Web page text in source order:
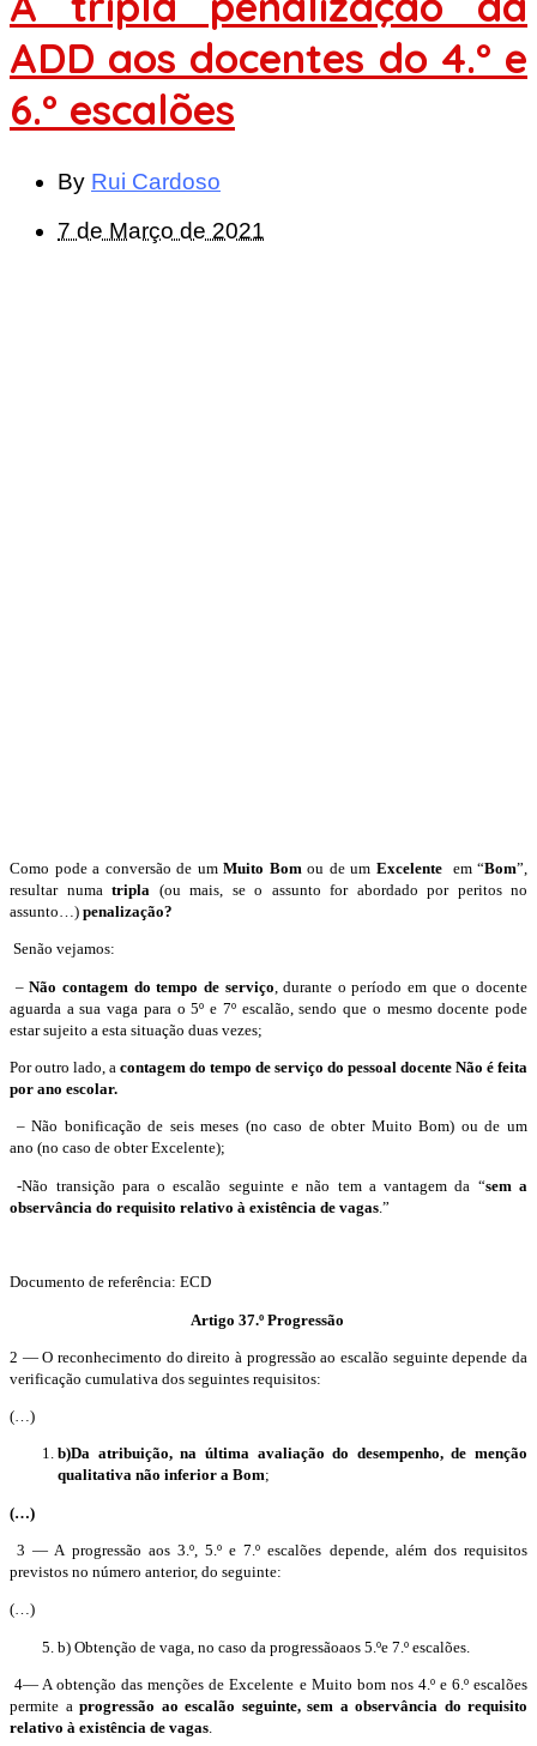
ADD aos docentes do 4.º e
6.º escalões
By Rui Cardoso
7 de Março de 2021
Como pode a conversão de um Muito Bom ou de um Excelenteem“Bom”,
resultar numa tripla (ou mais, se o assunto for abordado por peritos no
assunto…) penalização?
Senão vejamos:
–Não contagem do tempo de serviço , durante o período em que o docente
aguarda a sua vaga para o 5º e 7º escalão, sendo que o mesmo docente pode
estar sujeito a esta situação duas vezes;
Por outro lado, a contagem do tempo de serviço do pessoal docente Não é feita
por ano escolar.
– Não bonificação de seis meses (no caso de obter Muito Bom) ou de um
ano (no caso de obterExcelente);
-Não transição para o escalão seguinte e não tem a vantagem da “sem a
observância do requisito relativo à existência de vagas ”
Documento de referência: ECD
Artigo 37.º Progressão
2 — O reconhecimento do direito à progressão ao escalão seguinte depende da
verificação cumulativa dos seguintes requisitos:
(…)
b)Da atribuição, na última avaliação do desempenho, de menção
qualitativa não inferior a Bom;
(…)
3 — A progressão aos 3.º, 5.º e 7.º escalões depende, além dos requisitos
previstos no número anterior, do seguinte:
(…)
b) Obtenção de vaga, no caso da progressãoaos 5.ºe 7.º escalões
4— A obtenção das menções de Excelente e Muito bom nos 4.ºe 6.º escalões
permite a progressão ao escalão seguinte, sem a observância do requisito
relativo à existência de vagas.